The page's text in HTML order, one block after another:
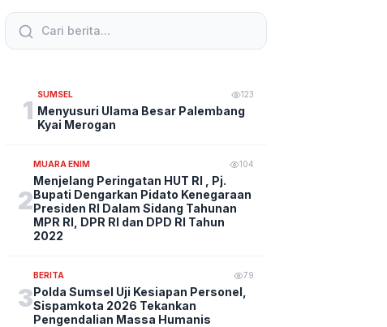
1
SUMSEL 123
Menyusuri Ulama Besar Palembang
Kyai Merogan
2
MUARA ENIM 104
Menjelang Peringatan HUT RI , Pj.
Bupati Dengarkan Pidato Kenegaraan
Presiden RI Dalam Sidang Tahunan
MPR RI, DPR RI dan DPD RI Tahun
2022
3
BERITA 79
Polda Sumsel Uji Kesiapan Personel,
Sispamkota 2026 Tekankan
Pengendalian Massa Humanis